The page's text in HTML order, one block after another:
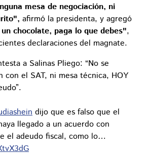
mesa de negociación, ni
afirmó la presidenta, y agregó
chocolate, paga lo que debes",
declaraciones del magnate.
a Salinas Pliego: “No se
con el SAT, ni mesa técnica, HOY
dijo que es falso que el
llegado a un acuerdo con
el adeudo fiscal, como lo…